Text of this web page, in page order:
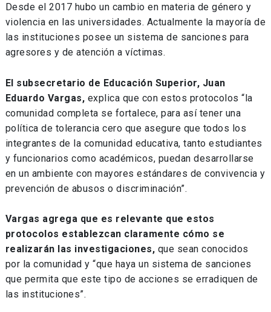
Desde el 2017 hubo un cambio en materia de género y
violencia en las universidades. Actualmente la mayoría de
las instituciones posee un sistema de sanciones para
agresores y de atención a víctimas.
El subsecretario de Educación Superior, Juan
Eduardo Vargas, explica que con estos protocolos “la
comunidad completa se fortalece, para así tener una
política de tolerancia cero que asegure que todos los
integrantes de la comunidad educativa, tanto estudiantes
y funcionarios como académicos, puedan desarrollarse
en un ambiente con mayores estándares de convivencia y
prevención de abusos o discriminación”.
Vargas agrega que es relevante que estos
protocolos establezcan claramente cómo se
realizarán las investigaciones, que sean conocidos
por la comunidad y “que haya un sistema de sanciones
que permita que este tipo de acciones se erradiquen de
las instituciones”.